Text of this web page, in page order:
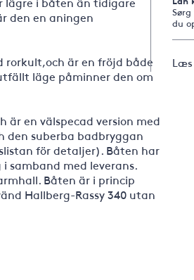
den en aningen
rorkult,och är en fröjd både
läge påminner den om
är en välspecad version med
den suberba badbryggan
för detaljer). Båten har
samband med leverans.
Båten är i princip
Hallberg-Rassy 340 utan
du
Læs